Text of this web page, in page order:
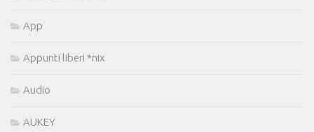
App
Appunti liberi *nix
Audio
AUKEY